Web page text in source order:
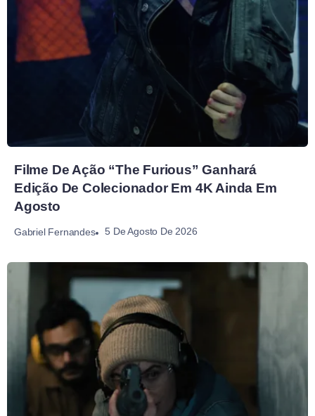
Filme De Ação “The Furious” Ganhará
Edição De Colecionador Em 4K Ainda Em
Agosto
Gabriel Fernandes 5 De Agosto De 2026